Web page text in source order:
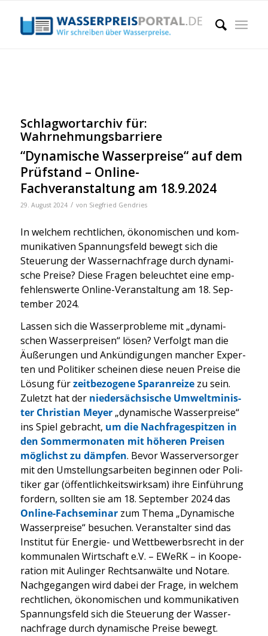
Schlagwortarchiv für:
Wahrnehmungsbarriere
“Dynamische Wasserpreise“ auf dem
Prüfstand – Online-
Fachveranstaltung am 18.9.2024
29. August 2024 / von Siegfried Gendries
In wel­chem recht­li­chen, öko­no­mi­schen und kom­
mu­ni­ka­ti­ven Span­nungs­feld bewegt sich die
Steue­rung der Was­ser­nach­fra­ge durch dyna­mi­
sche Prei­se? Die­se Fra­gen beleuch­tet eine emp­
feh­lens­wer­te Online-Ver­an­stal­tung am 18. Sep­
tem­ber 2024.
Las­sen sich die Was­ser­pro­ble­me mit „dyna­mi­
schen Was­ser­prei­sen“ lösen? Ver­folgt man die
Äuße­run­gen und Ankün­di­gun­gen man­cher Exper­
ten und Poli­ti­ker schei­nen die­se neu­en Prei­se die
Lösung fürzeit­be­zo­ge­ne Spar­an­rei­zezu sein.
Zuletzt hat der nie­der­säch­si­sche Umwelt­mi­nis­
ter Chris­ti­an Mey­er„dyna­mi­sche Was­ser­prei­se“
ins Spiel gebracht, um die Nach­fra­ge­spit­zen in
den Som­mer­mo­na­ten mit höhe­ren Prei­sen
mög­lichst zu dämp­fen. Bevor Was­ser­ver­sor­ger
mit den Umstel­lungs­ar­bei­ten begin­nen oder Poli­
ti­ker gar (öffent­lich­keits­wirk­sam) ihre Ein­füh­rung
for­dern, soll­ten sie am 18. Sep­tem­ber 2024 das
Online-Fach­se­mi­narzum The­ma „Dyna­mi­sche
Was­ser­prei­se“ besu­chen. Ver­an­stal­ter sind das
Insti­tut für Ener­gie- und Wett­be­werbs­recht in der
kom­mu­na­len Wirt­schaft e.V. – EWeRK – in Koope­
ra­ti­on mit Aulin­ger Rechts­an­wäl­te und Nota­re.
Nach­ge­gan­gen wird dabei der Fra­ge, in wel­chem
recht­li­chen, öko­no­mi­schen und kom­mu­ni­ka­ti­ven
Span­nungs­feld sich die Steue­rung der Was­ser­
nach­fra­ge durch dyna­mi­sche Prei­se bewegt.